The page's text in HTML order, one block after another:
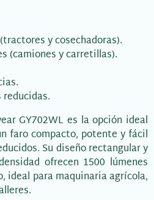
y cosechadoras).
(camiones y carretillas).
GY702WL es la opción ideal
faro compacto, potente y fácil
Su diseño rectangular y
ofrecen 1500 lúmenes
ideal para maquinaria agrícola,